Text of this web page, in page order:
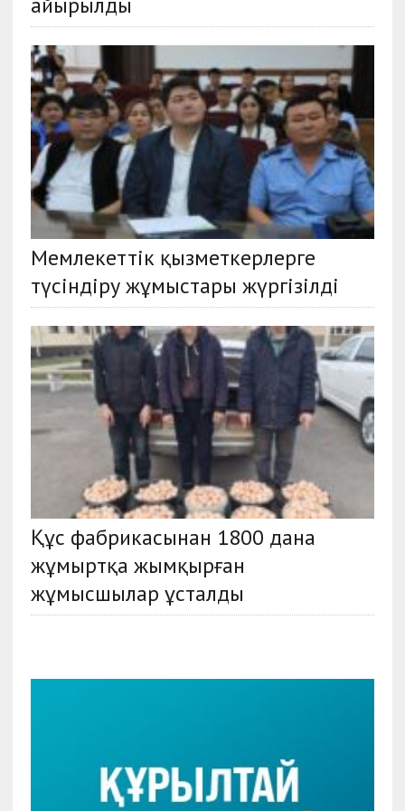
Мемлекеттік қызметкерлерге
түсіндіру жұмыстары жүргізілді
Құс фабрикасынан 1800 дана
жұмыртқа жымқырған
жұмысшылар ұсталды